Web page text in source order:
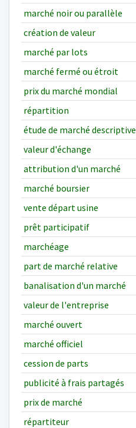
marché noir ou parallèle
création de valeur
marché par lots
marché fermé ou étroit
prix du marché mondial
répartition
étude de marché descriptive
valeur d'échange
attribution d'un marché
marché boursier
vente départ usine
prêt participatif
marchéage
part de marché relative
banalisation d'un marché
valeur de l'entreprise
marché ouvert
marché officiel
cession de parts
publicité à frais partagés
prix de marché
répartiteur